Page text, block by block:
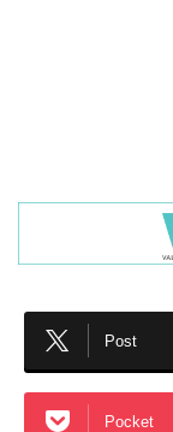
Post
Pocket